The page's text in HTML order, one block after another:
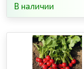
В наличии